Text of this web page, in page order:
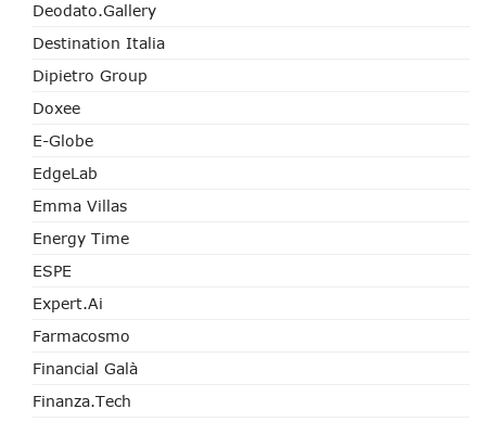
Deodato.Gallery
Destination Italia
Dipietro Group
Doxee
E-Globe
EdgeLab
Emma Villas
Energy Time
ESPE
Expert.ai
Farmacosmo
Financial Galà
Finanza.tech